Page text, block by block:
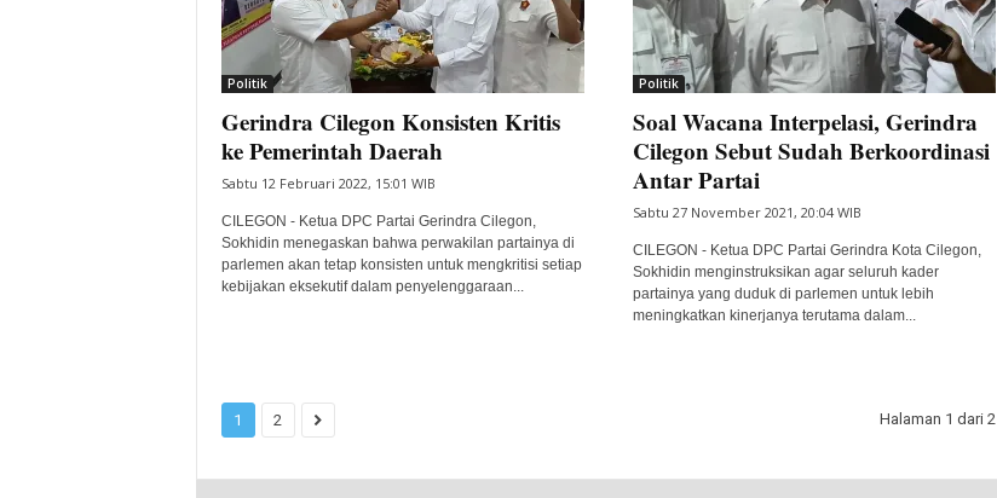
Politik
Gerindra Cilegon Konsisten Kritis
ke Pemerintah Daerah
Sabtu 12 Februari 2022, 15:01 WIB
CILEGON - Ketua DPC Partai Gerindra Cilegon,
Sokhidin menegaskan bahwa perwakilan partainya di
parlemen akan tetap konsisten untuk mengkritisi setiap
kebijakan eksekutif dalam penyelenggaraan...
Politik
Soal Wacana Interpelasi, Gerindra
Cilegon Sebut Sudah Berkoordinasi
Antar Partai
Sabtu 27 November 2021, 20:04 WIB
CILEGON - Ketua DPC Partai Gerindra Kota Cilegon,
Sokhidin menginstruksikan agar seluruh kader
partainya yang duduk di parlemen untuk lebih
meningkatkan kinerjanya terutama dalam...
1 2 Halaman 1 dari 2